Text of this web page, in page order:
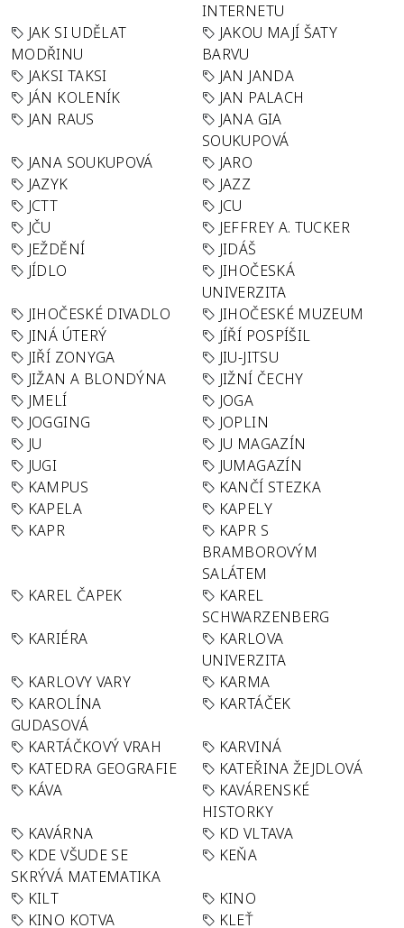
INTERNETU
JAK SI UDĚLAT
MODŘINU
JAKOU MAJÍ ŠATY
BARVU
JAKSI TAKSI
JAN JANDA
JÁN KOLENÍK
JAN PALACH
JAN RAUS
JANA GIA
SOUKUPOVÁ
JANA SOUKUPOVÁ
JARO
JAZYK
JAZZ
JCTT
JCU
JČU
JEFFREY A. TUCKER
JEŽDĚNÍ
JIDÁŠ
JÍDLO
JIHOČESKÁ
UNIVERZITA
JIHOČESKÉ DIVADLO
JIHOČESKÉ MUZEUM
JINÁ ÚTERÝ
JÍŘÍ POSPÍŠIL
JIŘÍ ZONYGA
JIU-JITSU
JIŽAN A BLONDÝNA
JIŽNÍ ČECHY
JMELÍ
JOGA
JOGGING
JOPLIN
JU
JU MAGAZÍN
JUGI
JUMAGAZÍN
KAMPUS
KANČÍ STEZKA
KAPELA
KAPELY
KAPR
KAPR S
BRAMBOROVÝM
SALÁTEM
KAREL ČAPEK
KAREL
SCHWARZENBERG
KARIÉRA
KARLOVA
UNIVERZITA
KARLOVY VARY
KARMA
KAROLÍNA
GUDASOVÁ
KARTÁČEK
KARTÁČKOVÝ VRAH
KARVINÁ
KATEDRA GEOGRAFIE
KATEŘINA ŽEJDLOVÁ
KÁVA
KAVÁRENSKÉ
HISTORKY
KAVÁRNA
KD VLTAVA
KDE VŠUDE SE
SKRÝVÁ MATEMATIKA
KEŇA
KILT
KINO
KINO KOTVA
KLEŤ